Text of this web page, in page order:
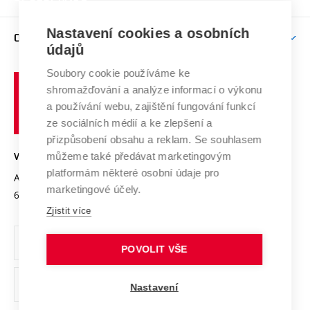
Brno
E-přihláška
Závěrečné práce
Doktorské studium
Studium bez bariér
Podpora podnikání
Mezinárodní vědecká rada
Systém zajišťování kvality výzkumu
Výzkumné infrastruktury
Transfer znalostí
Open Science
Projekty
Projekty ze strukturálních fondů
Specifický výzkum
Firemní spolupráce
Zahraniční spolupráce
Spolupráce se školami
Služby univerzity
Mezinárodní dohody
Univerzitní sítě
O UNIVERZITĚ
Profil univerzity
Udržitelná univerzita
Podnikavá univerzita / ContriBUTe
Bezpečná univerzita
Vyznamenání
Organizační struktura
Ochrana osobních údajů
odkaz)
učení
technické
Brně
VYSOKÉ UČENÍ TECHNICKÉ V BRNĚ
Antonínská 548/1
602 00 Brno
www.vut.cz
vut@vutbr.cz
Nastavení cookies a osobních
údajů
Soubory cookie používáme ke
shromažďování a analýze informací o výkonu
a používání webu, zajištění fungování funkcí
ze sociálních médií a ke zlepšení a
přizpůsobení obsahu a reklam. Se souhlasem
můžeme také předávat marketingovým
platformám některé osobní údaje pro
marketingové účely.
Zjistit více
POVOLIT VŠE
Nastavení